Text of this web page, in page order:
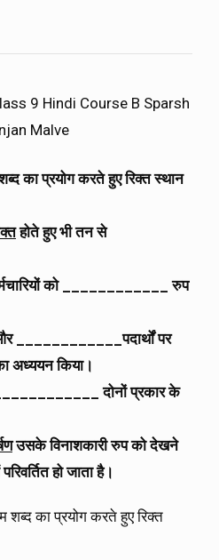
9 Hindi Course B Sparsh
Malve
का प्रयोग करते हुए रिक्त स्थान
होते हुए भी तन से
को ____________ रुप
____________पदार्थों पर
अध्ययन किया।
दोनों प्रकार के
उसके विनाशकारी रुप को देखने
हो जाता है।
शब्द का प्रयोग करते हुए रिक्त